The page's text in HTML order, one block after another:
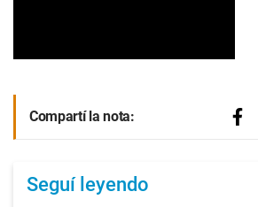
Compartí la nota:
Seguí leyendo